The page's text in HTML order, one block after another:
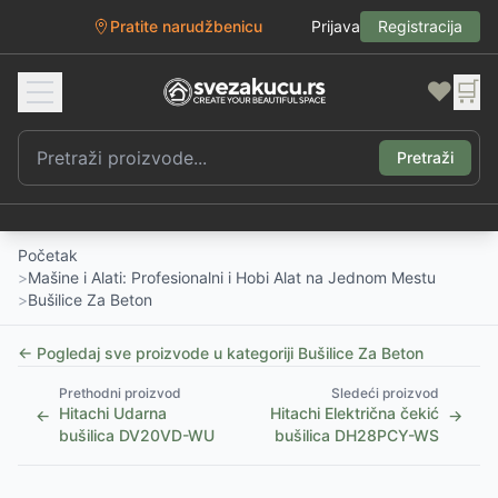
Pratite narudžbenicu Prijava Registracija
❤️ 🛒
Pretraži
Početak
>Mašine i Alati: Profesionalni i Hobi Alat na Jednom Mestu
>Bušilice Za Beton
← Pogledaj sve proizvode u kategoriji Bušilice Za Beton
←
Prethodni proizvod
Hitachi Udarna
bušilica DV20VD-WU
Sledeći proizvod
Hitachi Električna čekić
bušilica DH28PCY-WS
→